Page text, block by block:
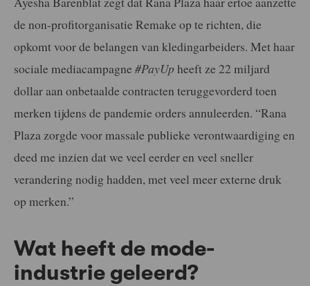
de non-profitorganisatie Remake op te richten, die
opkomt voor de belangen van kledingarbeiders. Met haar
sociale mediacampagne #PayUp heeft ze 22 miljard
dollar aan onbetaalde contracten teruggevorderd toen
merken tijdens de pandemie orders annuleerden. “Rana
Plaza zorgde voor massale publieke verontwaardiging en
deed me inzien dat we veel eerder en veel sneller
verandering nodig hadden, met veel meer externe druk
op merken.”
Wat heeft de mode-
industrie geleerd?